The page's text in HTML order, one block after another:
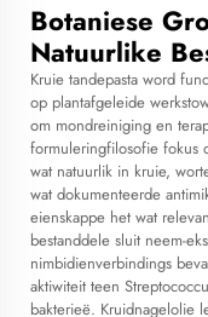
Botaniese
Natuurlike
Kruie tandepasta word
op plantafgeleide
om mondreiniging en
formuleringfilosofie fokus
wat natuurlik in kruie,
wat dokumenteerde
eienskappe het wat
bestanddele sluit neem-
nimbidienverbindings
aktiwiteit teen
bakterieë. Kruidnagelolie